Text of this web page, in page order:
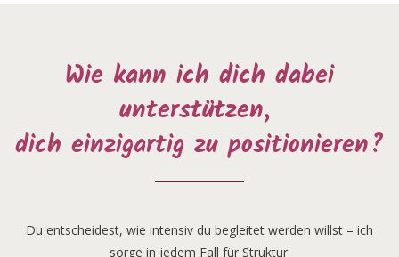
Wie kann ich dich dabei
unterstützen,
dich einzigartig zu positionieren?
Du entscheidest, wie intensiv du begleitet werden willst – ich
sorge in jedem Fall für Struktur.